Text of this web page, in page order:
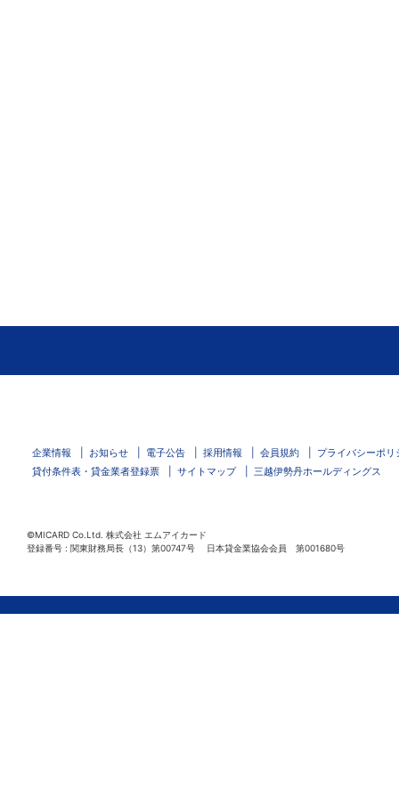
企業情報 お知らせ 電子公告 採用情報 会員規約
プライバシーポリ
貸付条件表・貸金業者登録票
サイトマップ 三越伊勢丹ホールディングス
©MICARD Co.Ltd. 株式会社 エムアイカード
登録番号 : 関東財務局長（13）第00747号 日本貸金業協会会員 第001680号